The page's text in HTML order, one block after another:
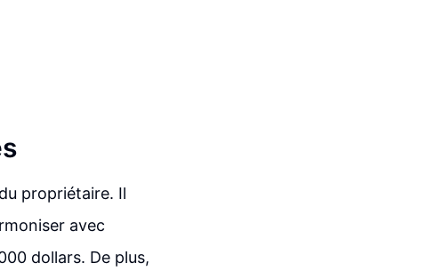
propriétaire. Il
avec
dollars. De plus,